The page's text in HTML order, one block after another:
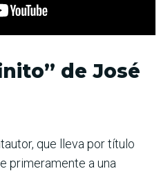
de José
que lleva por título
primeramente a una